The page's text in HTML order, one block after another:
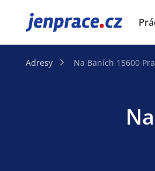
JenPráce.cz
Adresy Na Baních 15600